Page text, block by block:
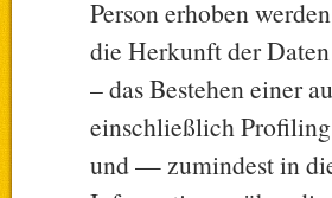
Person erhoben
die Herkunft der Daten
– das Bestehen einer
einschließlich
und — zumindest in